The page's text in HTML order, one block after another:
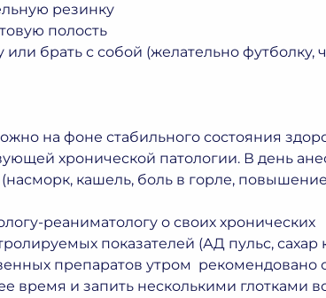
резинку
полость
брать с собой (желательно футболку,
на фоне стабильного состояния
хронической патологии. В день
кашель, боль в горле, повышение
реаниматологу о своих хронических
показателей (АД пульс, сахар
препаратов утром рекомендовано
время и запить несколькими глотками